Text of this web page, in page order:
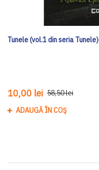
Tunele (vol.1 din seria Tunele)
10,00 lei 58,50 lei
ADAUGĂ ÎN COȘ